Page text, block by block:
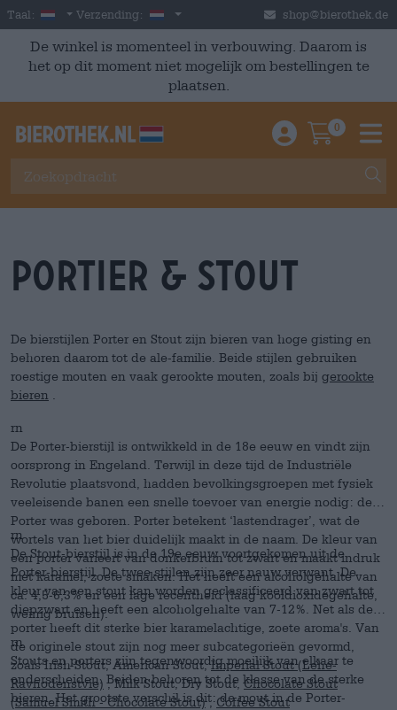
Skip to main content
Taal: Dutch
Verzending: Nederland shop@bierothek.de
De winkel is momenteel in verbouwing. Daarom is
het op dit moment niet mogelijk om bestellingen te
plaatsen.
Einloggen /
0
portier & stout
De bierstijlen Porter en Stout zijn bieren van hoge gisting en
behoren daarom tot de ale-familie. Beide stijlen gebruiken
roestige mouten en vaak gerookte mouten, zoals bij gerookte
bieren
rn
De Porter-bierstijl is ontwikkeld in de 18e eeuw en vindt zijn
oorsprong in Engeland. Terwijl in deze tijd de Industriële
Revolutie plaatsvond, hadden bevolkingsgroepen met fysiek
veeleisende banen een snelle toevoer van energie nodig: de
Porter was geboren. Porter betekent ‘lastendrager’, wat de
wortels van het bier duidelijk maakt in de naam. De kleur van
een porter varieert van donkerbruin tot zwart en maakt indruk
met karamel, zoete smaken. Het heeft een alcoholgehalte van
ca. 4,5-6,3% en een lage recentheid (laag kooldioxidegehalte,
weinig bruisen).
rn
De Stout-bierstijl is in de 19e eeuw voortgekomen uit de
Porter-bierstijl. De twee stijlen zijn zeer nauw verwant. De
kleur van een stout kan worden geclassificeerd van zwart tot
diepzwart en heeft een alcoholgehalte van 7-12%. Net als de
porter heeft dit sterke bier karamelachtige, zoete aroma's. Van
de originele stout zijn nog meer subcategorieën gevormd,
zoals Irish Stout, American Stout,Imperial Stout (Lehe-
Ravnodenstvie) , Milk Stout, Dry Stout,Chocolate Stout
(Samuel Smith - Chocolate Stout),Coffee Stout
rn
Stouts en porters zijn tegenwoordig moeilijk van elkaar te
onderscheiden. Beiden behoren tot de klasse van de sterke
bieren. Het grootste verschil is dit: de mout in de Porter-